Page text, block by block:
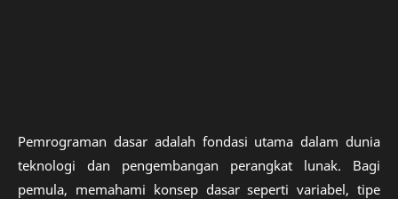
Pemrograman dasar adalah fondasi utama dalam dunia
teknologi dan pengembangan perangkat lunak. Bagi
pemula, memahami konsep dasar seperti variabel, tipe